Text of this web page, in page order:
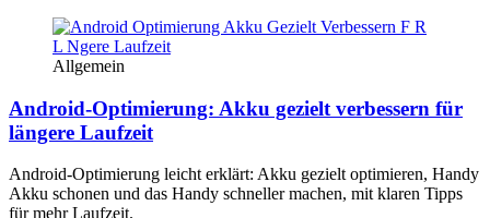
Allgemein
Android-Optimierung: Akku gezielt verbessern für
längere Laufzeit
Android-Optimierung leicht erklärt: Akku gezielt optimieren, Handy
Akku schonen und das Handy schneller machen, mit klaren Tipps
für mehr Laufzeit.